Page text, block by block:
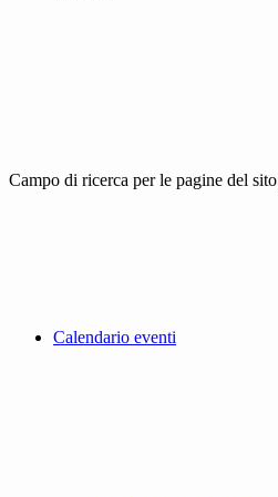
Campo di ricerca per le pagine del sito
Calendario eventi